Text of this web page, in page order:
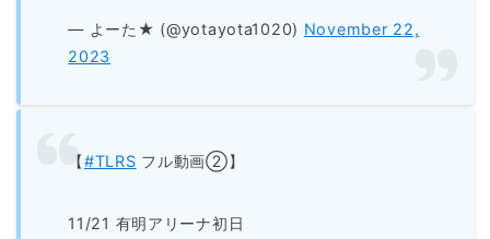
— よーた★ (@yotayota1020) November 22,
2023
【#TLRS フル動画②】
11/21 有明アリーナ初日